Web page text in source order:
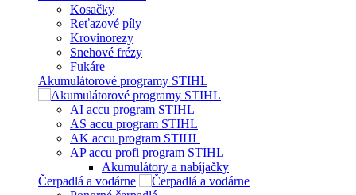
Kosačky
Reťazové píly
Krovinorezy
Snehové frézy
Fukáre
Akumulátorové programy STIHL
AI accu program STIHL
AS accu program STIHL
AK accu program STIHL
AP accu profi program STIHL
Akumulátory a nabíjačky
Čerpadlá a vodárne